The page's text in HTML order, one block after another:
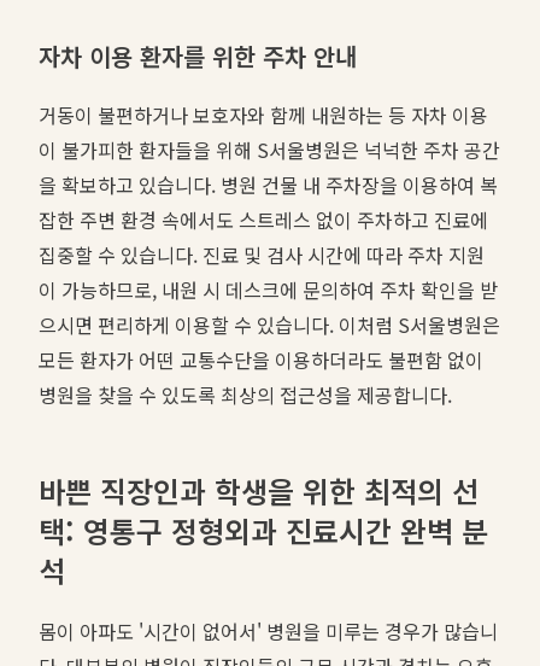
자차 이용 환자를 위한 주차 안내
거동이 불편하거나 보호자와 함께 내원하는 등 자차 이용
이 불가피한 환자들을 위해 S서울병원은 넉넉한 주차 공간
을 확보하고 있습니다. 병원 건물 내 주차장을 이용하여 복
잡한 주변 환경 속에서도 스트레스 없이 주차하고 진료에
집중할 수 있습니다. 진료 및 검사 시간에 따라 주차 지원
이 가능하므로, 내원 시 데스크에 문의하여 주차 확인을 받
으시면 편리하게 이용할 수 있습니다. 이처럼 S서울병원은
모든 환자가 어떤 교통수단을 이용하더라도 불편함 없이
병원을 찾을 수 있도록 최상의 접근성을 제공합니다.
바쁜 직장인과 학생을 위한 최적의 선
택: 영통구 정형외과 진료시간 완벽 분
석
몸이 아파도 '시간이 없어서' 병원을 미루는 경우가 많습니